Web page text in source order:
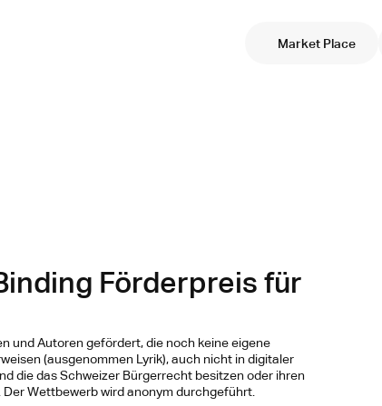
Förderpreis für
und Autoren gefördert, die noch keine eigene
(ausgenommen Lyrik), auch nicht in digitaler
die das Schweizer Bürgerrecht besitzen oder ihren
Wettbewerb wird anonym durchgeführt.
Market Place